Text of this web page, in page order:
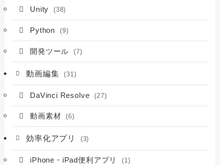
Unity (38)
Python (9)
開発ツール (7)
動画編集 (31)
DaVinci Resolve (27)
動画素材 (6)
効率化アプリ (3)
iPhone・iPad便利アプリ (1)